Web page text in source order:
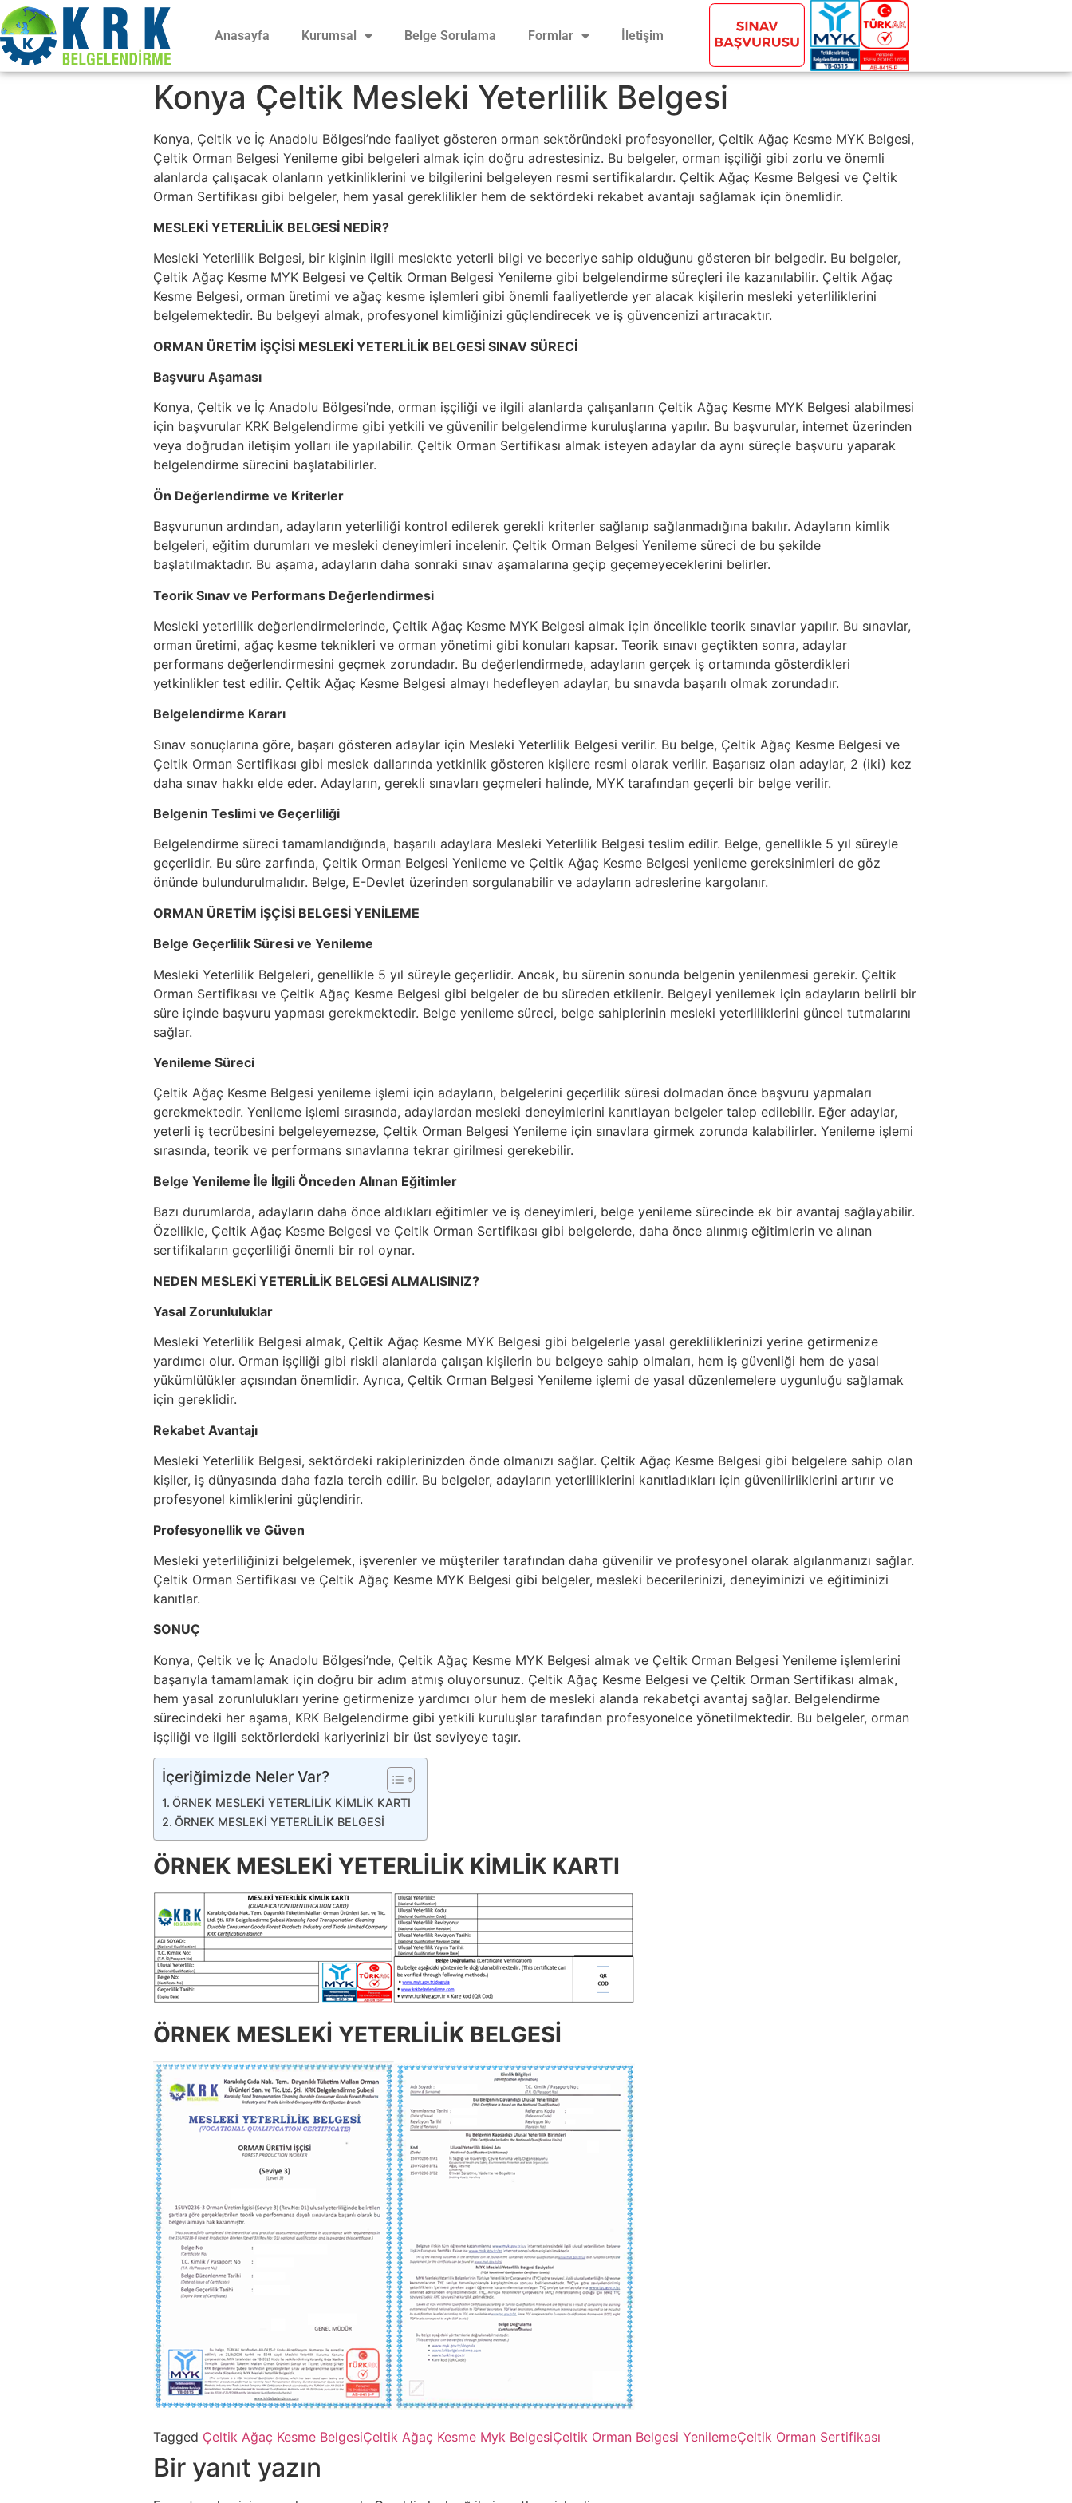
Anasayfa Kurumsal Belge Sorulama Formlar İletişim
Konya Çeltik Mesleki Yeterlilik Belgesi
Konya, Çeltik ve İç Anadolu Bölgesi’nde faaliyet gösteren orman sektöründeki profesyoneller, Çeltik Ağaç Kesme MYK Belgesi,
Çeltik Orman Belgesi Yenileme gibi belgeleri almak için doğru adrestesiniz. Bu belgeler, orman işçiliği gibi zorlu ve önemli
alanlarda çalışacak olanların yetkinliklerini ve bilgilerini belgeleyen resmi sertifikalardır. Çeltik Ağaç Kesme Belgesi ve Çeltik
Orman Sertifikası gibi belgeler, hem yasal gereklilikler hem de sektördeki rekabet avantajı sağlamak için önemlidir.
MESLEKİ YETERLİLİK BELGESİ NEDİR?
Mesleki Yeterlilik Belgesi, bir kişinin ilgili meslekte yeterli bilgi ve beceriye sahip olduğunu gösteren bir belgedir. Bu belgeler,
Çeltik Ağaç Kesme MYK Belgesi ve Çeltik Orman Belgesi Yenileme gibi belgelendirme süreçleri ile kazanılabilir. Çeltik Ağaç
Kesme Belgesi, orman üretimi ve ağaç kesme işlemleri gibi önemli faaliyetlerde yer alacak kişilerin mesleki yeterliliklerini
belgelemektedir. Bu belgeyi almak, profesyonel kimliğinizi güçlendirecek ve iş güvencenizi artıracaktır.
ORMAN ÜRETİM İŞÇİSİ MESLEKİ YETERLİLİK BELGESİ SINAV SÜRECİ
Başvuru Aşaması
Konya, Çeltik ve İç Anadolu Bölgesi’nde, orman işçiliği ve ilgili alanlarda çalışanların Çeltik Ağaç Kesme MYK Belgesi alabilmesi
için başvurular KRK Belgelendirme gibi yetkili ve güvenilir belgelendirme kuruluşlarına yapılır. Bu başvurular, internet üzerinden
veya doğrudan iletişim yolları ile yapılabilir. Çeltik Orman Sertifikası almak isteyen adaylar da aynı süreçle başvuru yaparak
belgelendirme sürecini başlatabilirler.
Ön Değerlendirme ve Kriterler
Başvurunun ardından, adayların yeterliliği kontrol edilerek gerekli kriterler sağlanıp sağlanmadığına bakılır. Adayların kimlik
belgeleri, eğitim durumları ve mesleki deneyimleri incelenir. Çeltik Orman Belgesi Yenileme süreci de bu şekilde
başlatılmaktadır. Bu aşama, adayların daha sonraki sınav aşamalarına geçip geçemeyeceklerini belirler.
Teorik Sınav ve Performans Değerlendirmesi
Mesleki yeterlilik değerlendirmelerinde, Çeltik Ağaç Kesme MYK Belgesi almak için öncelikle teorik sınavlar yapılır. Bu sınavlar,
orman üretimi, ağaç kesme teknikleri ve orman yönetimi gibi konuları kapsar. Teorik sınavı geçtikten sonra, adaylar
performans değerlendirmesini geçmek zorundadır. Bu değerlendirmede, adayların gerçek iş ortamında gösterdikleri
yetkinlikler test edilir. Çeltik Ağaç Kesme Belgesi almayı hedefleyen adaylar, bu sınavda başarılı olmak zorundadır.
Belgelendirme Kararı
Sınav sonuçlarına göre, başarı gösteren adaylar için Mesleki Yeterlilik Belgesi verilir. Bu belge, Çeltik Ağaç Kesme Belgesi ve
Çeltik Orman Sertifikası gibi meslek dallarında yetkinlik gösteren kişilere resmi olarak verilir. Başarısız olan adaylar, 2 (iki) kez
daha sınav hakkı elde eder. Adayların, gerekli sınavları geçmeleri halinde, MYK tarafından geçerli bir belge verilir.
Belgenin Teslimi ve Geçerliliği
Belgelendirme süreci tamamlandığında, başarılı adaylara Mesleki Yeterlilik Belgesi teslim edilir. Belge, genellikle 5 yıl süreyle
geçerlidir. Bu süre zarfında, Çeltik Orman Belgesi Yenileme ve Çeltik Ağaç Kesme Belgesi yenileme gereksinimleri de göz
önünde bulundurulmalıdır. Belge, E-Devlet üzerinden sorgulanabilir ve adayların adreslerine kargolanır.
ORMAN ÜRETİM İŞÇİSİ BELGESİ YENİLEME
Belge Geçerlilik Süresi ve Yenileme
Mesleki Yeterlilik Belgeleri, genellikle 5 yıl süreyle geçerlidir. Ancak, bu sürenin sonunda belgenin yenilenmesi gerekir. Çeltik
Orman Sertifikası ve Çeltik Ağaç Kesme Belgesi gibi belgeler de bu süreden etkilenir. Belgeyi yenilemek için adayların belirli bir
süre içinde başvuru yapması gerekmektedir. Belge yenileme süreci, belge sahiplerinin mesleki yeterliliklerini güncel tutmalarını
sağlar.
Yenileme Süreci
Çeltik Ağaç Kesme Belgesi yenileme işlemi için adayların, belgelerini geçerlilik süresi dolmadan önce başvuru yapmaları
gerekmektedir. Yenileme işlemi sırasında, adaylardan mesleki deneyimlerini kanıtlayan belgeler talep edilebilir. Eğer adaylar,
yeterli iş tecrübesini belgeleyemezse, Çeltik Orman Belgesi Yenileme için sınavlara girmek zorunda kalabilirler. Yenileme işlemi
sırasında, teorik ve performans sınavlarına tekrar girilmesi gerekebilir.
Belge Yenileme İle İlgili Önceden Alınan Eğitimler
Bazı durumlarda, adayların daha önce aldıkları eğitimler ve iş deneyimleri, belge yenileme sürecinde ek bir avantaj sağlayabilir.
Özellikle, Çeltik Ağaç Kesme Belgesi ve Çeltik Orman Sertifikası gibi belgelerde, daha önce alınmış eğitimlerin ve alınan
sertifikaların geçerliliği önemli bir rol oynar.
NEDEN MESLEKİ YETERLİLİK BELGESİ ALMALISINIZ?
Yasal Zorunluluklar
Mesleki Yeterlilik Belgesi almak, Çeltik Ağaç Kesme MYK Belgesi gibi belgelerle yasal gerekliliklerinizi yerine getirmenize
yardımcı olur. Orman işçiliği gibi riskli alanlarda çalışan kişilerin bu belgeye sahip olmaları, hem iş güvenliği hem de yasal
yükümlülükler açısından önemlidir. Ayrıca, Çeltik Orman Belgesi Yenileme işlemi de yasal düzenlemelere uygunluğu sağlamak
için gereklidir.
Rekabet Avantajı
Mesleki Yeterlilik Belgesi, sektördeki rakiplerinizden önde olmanızı sağlar. Çeltik Ağaç Kesme Belgesi gibi belgelere sahip olan
kişiler, iş dünyasında daha fazla tercih edilir. Bu belgeler, adayların yeterliliklerini kanıtladıkları için güvenilirliklerini artırır ve
profesyonel kimliklerini güçlendirir.
Profesyonellik ve Güven
Mesleki yeterliliğinizi belgelemek, işverenler ve müşteriler tarafından daha güvenilir ve profesyonel olarak algılanmanızı sağlar.
Çeltik Orman Sertifikası ve Çeltik Ağaç Kesme MYK Belgesi gibi belgeler, mesleki becerilerinizi, deneyiminizi ve eğitiminizi
kanıtlar.
SONUÇ
Konya, Çeltik ve İç Anadolu Bölgesi’nde, Çeltik Ağaç Kesme MYK Belgesi almak ve Çeltik Orman Belgesi Yenileme işlemlerini
başarıyla tamamlamak için doğru bir adım atmış oluyorsunuz. Çeltik Ağaç Kesme Belgesi ve Çeltik Orman Sertifikası almak,
hem yasal zorunlulukları yerine getirmenize yardımcı olur hem de mesleki alanda rekabetçi avantaj sağlar. Belgelendirme
sürecindeki her aşama, KRK Belgelendirme gibi yetkili kuruluşlar tarafından profesyonelce yönetilmektedir. Bu belgeler, orman
işçiliği ve ilgili sektörlerdeki kariyerinizi bir üst seviyeye taşır.
İçeriğimizde Neler Var?
ÖRNEK MESLEKİ YETERLİLİK KİMLİK KARTI
ÖRNEK MESLEKİ YETERLİLİK BELGESİ
ÖRNEK MESLEKİ YETERLİLİK KİMLİK KARTI
ÖRNEK MESLEKİ YETERLİLİK BELGESİ
Tagged Çeltik Ağaç Kesme BelgesiÇeltik Ağaç Kesme Myk BelgesiÇeltik Orman Belgesi YenilemeÇeltik Orman Sertifikası
Bir yanıt yazın